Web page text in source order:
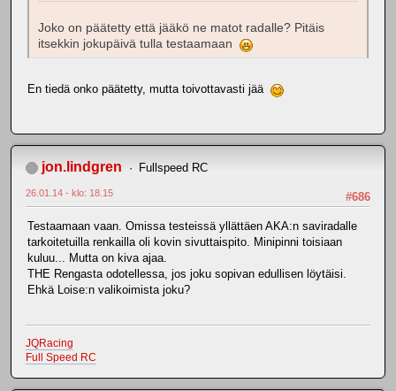
Joko on päätetty että jääkö ne matot radalle? Pitäis
itsekkin jokupäivä tulla testaamaan
En tiedä onko päätetty, mutta toivottavasti jää
jon.lindgren Fullspeed RC
#686
26.01.14 - klo: 18.15
Testaamaan vaan. Omissa testeissä yllättäen AKA:n saviradalle
tarkoitetuilla renkailla oli kovin sivuttaispito. Minipinni toisiaan
kuluu... Mutta on kiva ajaa.
THE Rengasta odotellessa, jos joku sopivan edullisen löytäisi.
Ehkä Loise:n valikoimista joku?
JQRacing
Full Speed RC